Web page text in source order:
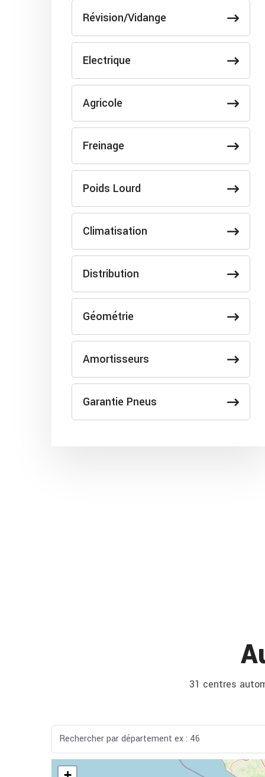
Révision/Vidange
Electrique
Agricole
Freinage
Poids Lourd
Climatisation
Distribution
Géométrie
Amortisseurs
Garantie Pneus
31 centres